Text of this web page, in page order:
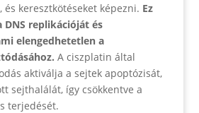
és keresztkötéseket képezni. Ez
DNS replikációját és
elengedhetetlen a
A ciszplatin által
aktiválja a sejtek apoptózisát,
sejthalálát, így csökkentve a
terjedését.